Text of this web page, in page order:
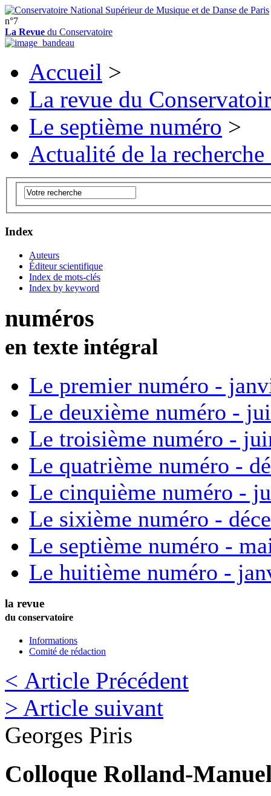
n°7
La Revue du Conservatoire
Accueil >
La revue du
Le septième numéro >
Actualité de la
Index
Auteurs
Éditeur scientifique
Index de mots-clés
Index by keyword
numéros
en texte intégral
Le premier numéro -
Le deuxième numéro -
Le troisième numéro -
Le quatrième numéro -
Le cinquième numéro -
Le sixième numéro -
Le septième numéro -
Le huitième numéro -
la revue
du conservatoire
Informations
Comité de rédaction
< Article Précédent
> Article suivant
Georges Piris
Colloque Rolland-